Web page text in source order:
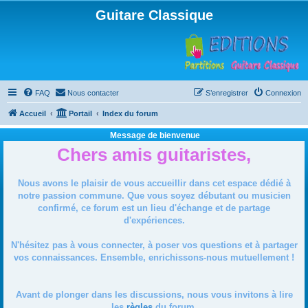
Guitare Classique
FAQ Nous contacter Connexion
S’enregistrer
Accueil Portail Index du forum
Message de bienvenue
Chers amis guitaristes,
Nous avons le plaisir de vous accueillir dans cet espace dédié à
notre passion commune. Que vous soyez débutant ou musicien
confirmé, ce forum est un lieu d'échange et de partage
d'expériences.
N'hésitez pas à vous connecter, à poser vos questions et à partager
vos connaissances. Ensemble, enrichissons-nous mutuellement !
Avant de plonger dans les discussions, nous vous invitons à lire